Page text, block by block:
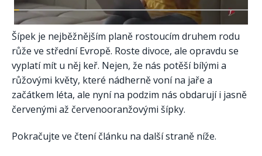
Šípek je nejběžnějším planě rostoucím druhem rodu
růže ve střední Evropě. Roste divoce, ale opravdu se
vyplatí mít u něj keř. Nejen, že nás potěší bílými a
růžovými květy, které nádherně voní na jaře a
začátkem léta, ale nyní na podzim nás obdarují i ​​jasně
červenými až červenooranžovými šípky.
Pokračujte ve čtení článku na další straně níže.